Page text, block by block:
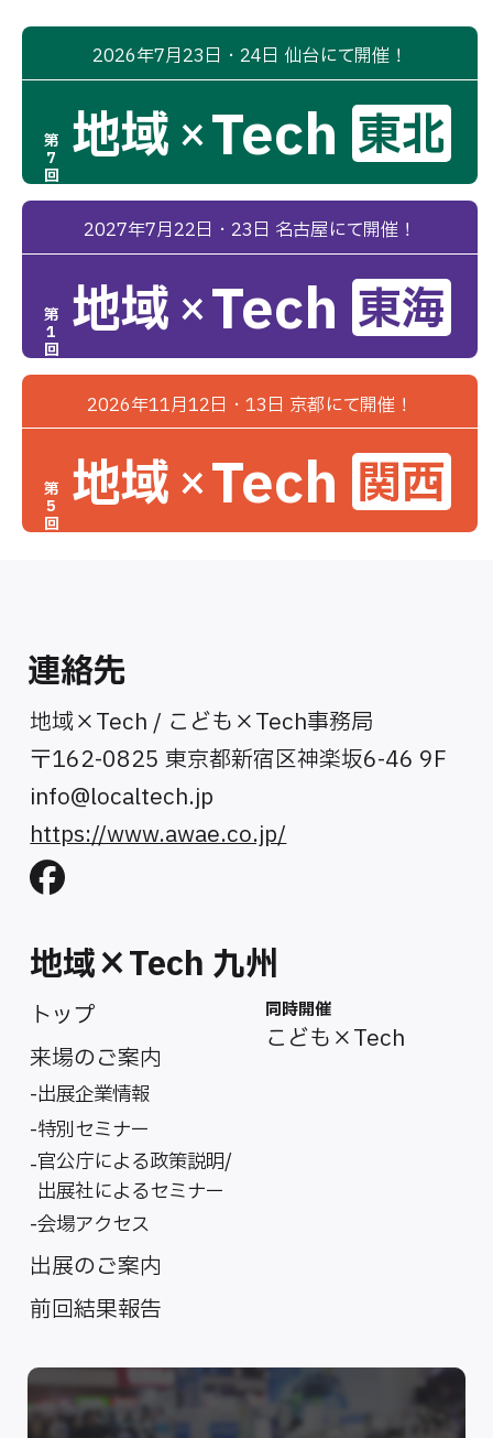
2026年7月23日・24日 仙台にて開催！
第
7
回
地域 ×Tech 東北
2027年7月22日・23日 名古屋にて開催！
第
1
回
地域 ×Tech 東海
2026年11月12日・13日 京都にて開催！
第
5
回
地域 ×Tech 関西
連絡先
地域×Tech / こども×Tech事務局
〒162-0825 東京都新宿区神楽坂6-46 9F
info@localtech.jp
https://www.awae.co.jp/
地域×Tech 九州
トップ
来場のご案内
出展企業情報
特別セミナー
官公庁による政策説明/
出展社によるセミナー
会場アクセス
出展のご案内
前回結果報告
同時開催
こども×Tech